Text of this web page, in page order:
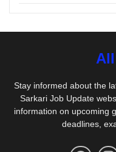
Stay informed about the
Sarkari Job Update
information on upcoming
deadlines,